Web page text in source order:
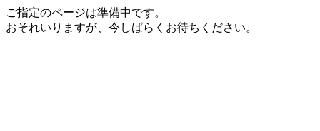
ご指定のページは準備中です。
おそれいりますが、今しばらくお待ちください。